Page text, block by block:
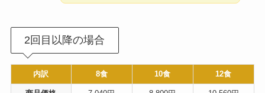
2回目以降の場合
内訳 8食 10食 12食